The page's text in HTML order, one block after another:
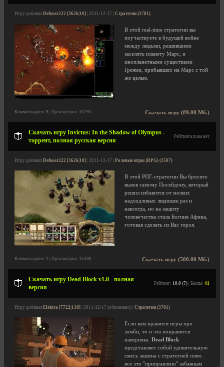
Игру добавил Defuser222 [3626|10] | 2011-12-17 | Стратегии (3781)
В этой real-time стратегии вы
поучаствуете в будущей войне
между людьми, решившими
заселить планету Марс, и
инопланетными существами
Греями, прибывших на Марс с той
же целью.
Скачать игру (89.00 Мб.)
Комментариев: 9 | Просмотров: 33294
Скачать игру Invictus: In the Shadow of Olympus -
торрент, полная русская версия
Рейтинга пока нет
Игру добавил Defuser222 [3626|10] | 2011-12-17 | Ролевые игры (RPG) (3507)
В этой РПГ-стратегии Вы бросите
вызов самому Посейдону, который
решил избавится от мелких
надоедливых людишек раз и
навсегда, но на защиту
человечества стала Богиня Афина,
готовая сделать из Вас героя.
Скачать игру (500.00 Мб.)
Комментариев: 1 | Просмотров: 15380
Скачать игру Dead Block v1.0 - полная
версия
Рейтинг: 10.0 (7) | Баллы: 41
Игру добавил Elektra [7722|138] | 2011-12-17 (обновлено) | Стратегии (3781)
Если вам нравятся игры про
зомби, то и эта понравится
наверняка. Dead Block
представляет собой удивительную
смесь экшена с стратегией плюс
все это "приправлено" забавным